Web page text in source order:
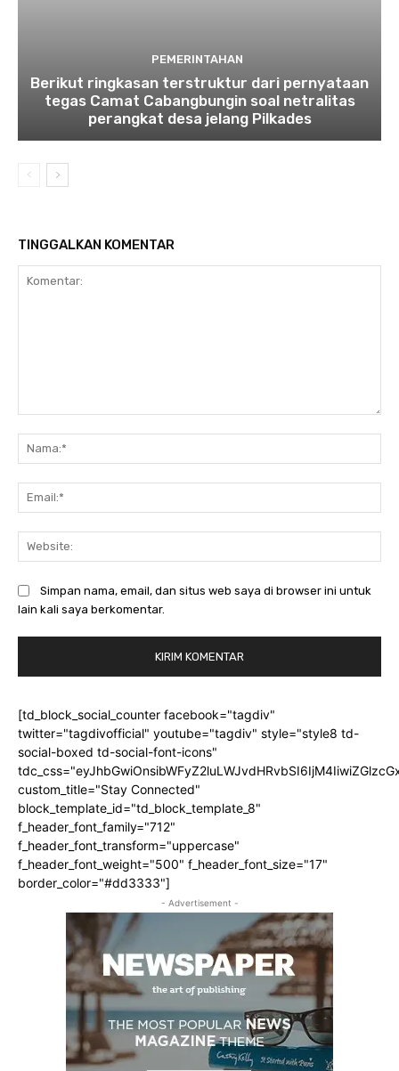
PEMERINTAHAN
Berikut ringkasan terstruktur dari pernyataan
tegas Camat Cabangbungin soal netralitas
perangkat desa jelang Pilkades
TINGGALKAN KOMENTAR
Simpan nama, email, dan situs web saya di browser ini untuk
lain kali saya berkomentar.
[td_block_social_counter facebook="tagdiv"
twitter="tagdivofficial" youtube="tagdiv" style="style8 td-
social-boxed td-social-font-icons"
custom_title="Stay Connected"
block_template_id="td_block_template_8"
f_header_font_family="712"
f_header_font_transform="uppercase"
f_header_font_weight="500" f_header_font_size="17"
border_color="#dd3333"]
- Advertisement -